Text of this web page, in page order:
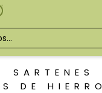
SARTENES
DE HIERRO